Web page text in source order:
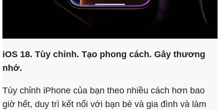
iOS 18. Tùy chỉnh. Tạo phong cách. Gây thương
nhớ.
Tùy chỉnh iPhone của bạn theo nhiều cách hơn bao
giờ hết, duy trì kết nối với bạn bè và gia đình và làm